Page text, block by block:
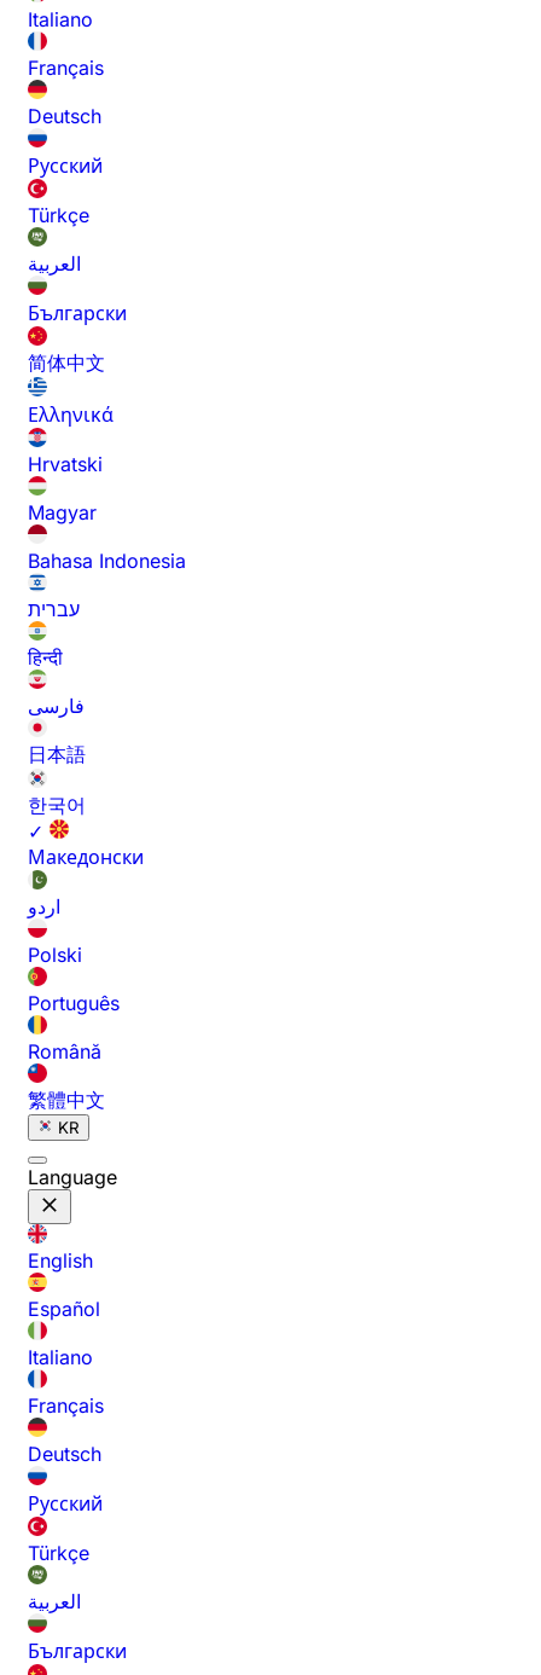
Italiano
Français
Deutsch
Русский
Türkçe
العربية
Български
简体中文
Ελληνικά
Hrvatski
Magyar
Bahasa Indonesia
עברית
हिन्दी
فارسی
日本語
한국어
✓
Македонски
اردو
Polski
Português
Română
繁體中文
KR
Language
English
Español
Italiano
Français
Deutsch
Русский
Türkçe
العربية
Български